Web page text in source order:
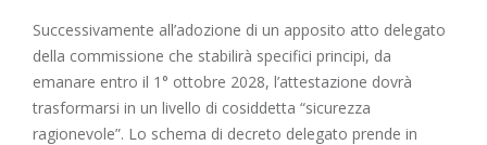
Successivamente all’adozione di un apposito atto delegato
della commissione che stabilirà specifici principi, da
emanare entro il 1° ottobre 2028, l’attestazione dovrà
trasformarsi in un livello di cosiddetta “sicurezza
ragionevole”. Lo schema di decreto delegato prende in